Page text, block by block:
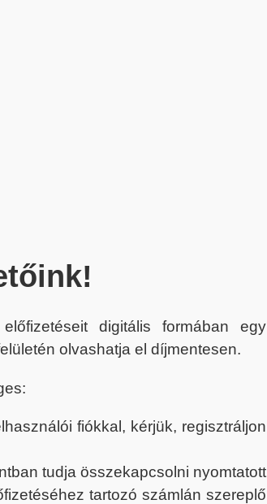
digitális formában egy
olvashatja el díjmentesen.
fiókkal, kérjük, regisztráljon
tudja összekapcsolni nyomtatott
tartozó számlán szereplő